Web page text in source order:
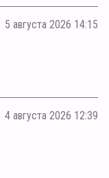
5 августа 2026 14:15
4 августа 2026 12:39